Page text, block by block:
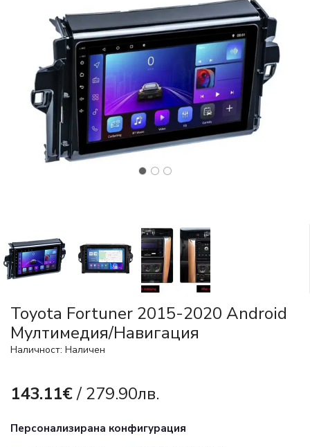
Toyota Fortuner 2015-2020 Android
Mултимедия/Навигация
Наличност: Наличен
143.11€/ 279.90лв.
Персонализирана конфигурация